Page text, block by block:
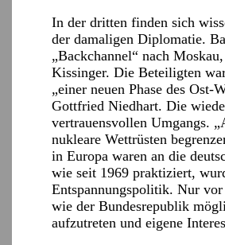
In der dritten finden sich
der damaligen Diplomatie.
„Backchannel“ nach
Kissinger. Die Beteiligten
„einer neuen Phase des
Gottfried Niedhart. Die
vertrauensvollen Umgangs.
nukleare Wettrüsten
in Europa waren an die
wie seit 1969 praktiziert,
Entspannungspolitik. Nur
wie der Bundesrepublik
aufzutreten und eigene